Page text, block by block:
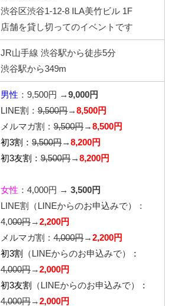
渋谷区渋谷1-12-8 ILA美竹ビル 1F
店舗を貸し切ってのイベントです
JR山手線 渋谷駅から徒歩5分
渋谷駅から349m
男性 ：9,500円 → 9,000 円
LINE割： 9,500円 → 8,500円
メルマガ割： 9,500円 → 8,500円
初3割： 9,500円 → 8,200円
初3友割： 9,500円 → 8,200円
女性 ：4,000円 → 3,500円
LINE割
（LINEからのお申込みで）
：
4,000円 → 2,200円
メルマガ割： 4,000円 → 2,200円
初3割
（LINEからのお申込みで）
：
4,000円 → 2,000円
初3友割
（LINEからのお申込みで）
：
4,000円 → 2,000円